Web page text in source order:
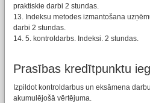
praktiskie darbi 2 stundas.
13. Indeksu metodes izmantošana
darbi 2 stundas.
14. 5. kontroldarbs. Indeksi. 2 stundas.
Prasības kredītpunktu
Izpildot kontroldarbus un eksāmena
akumulējošā vērtējuma.